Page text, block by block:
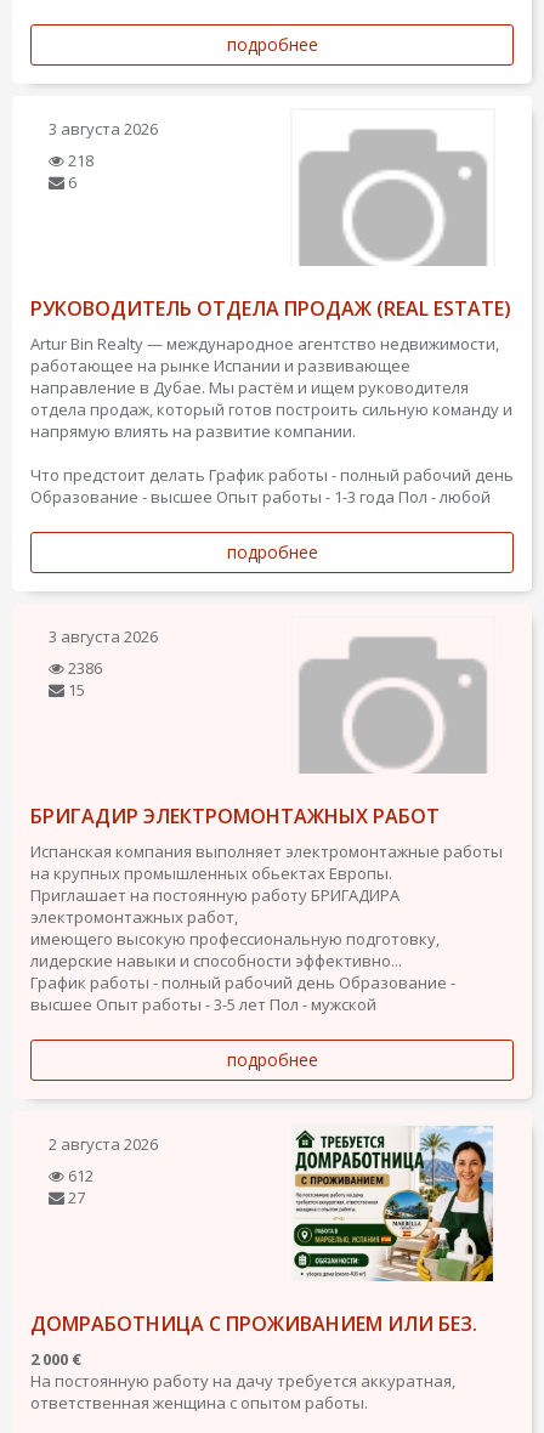
подробнее
3 августа 2026
218
6
РУКОВОДИТЕЛЬ ОТДЕЛА ПРОДАЖ (REAL ESTATE)
Artur Bin Realty — международное агентство недвижимости,
работающее на рынке Испании и развивающее
направление в Дубае. Мы растём и ищем руководителя
отдела продаж, который готов построить сильную команду и
напрямую влиять на развитие компании.
Что предстоит делать График работы - полный рабочий день
Образование - высшее Опыт работы - 1-3 года Пол - любой
подробнее
3 августа 2026
2386
15
БРИГАДИР ЭЛЕКТРОМОНТАЖНЫХ РАБОТ
Испанская компания выполняет электромонтажные работы
на крупных промышленных обьектах Европы.
Приглашает на постоянную работу БРИГАДИРА
электромонтажных работ,
имеющего высокую профессиональную подготовку,
лидерские навыки и способности эффективно...
График работы - полный рабочий день Образование -
высшее Опыт работы - 3-5 лет Пол - мужской
подробнее
2 августа 2026
612
27
ДОМРАБОТНИЦА С ПРОЖИВАНИЕМ ИЛИ БЕЗ.
2 000 €
На постоянную работу на дачу требуется аккуратная,
ответственная женщина с опытом работы.